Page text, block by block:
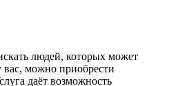
людей, которых может
вас, можно приобрести
даёт возможность